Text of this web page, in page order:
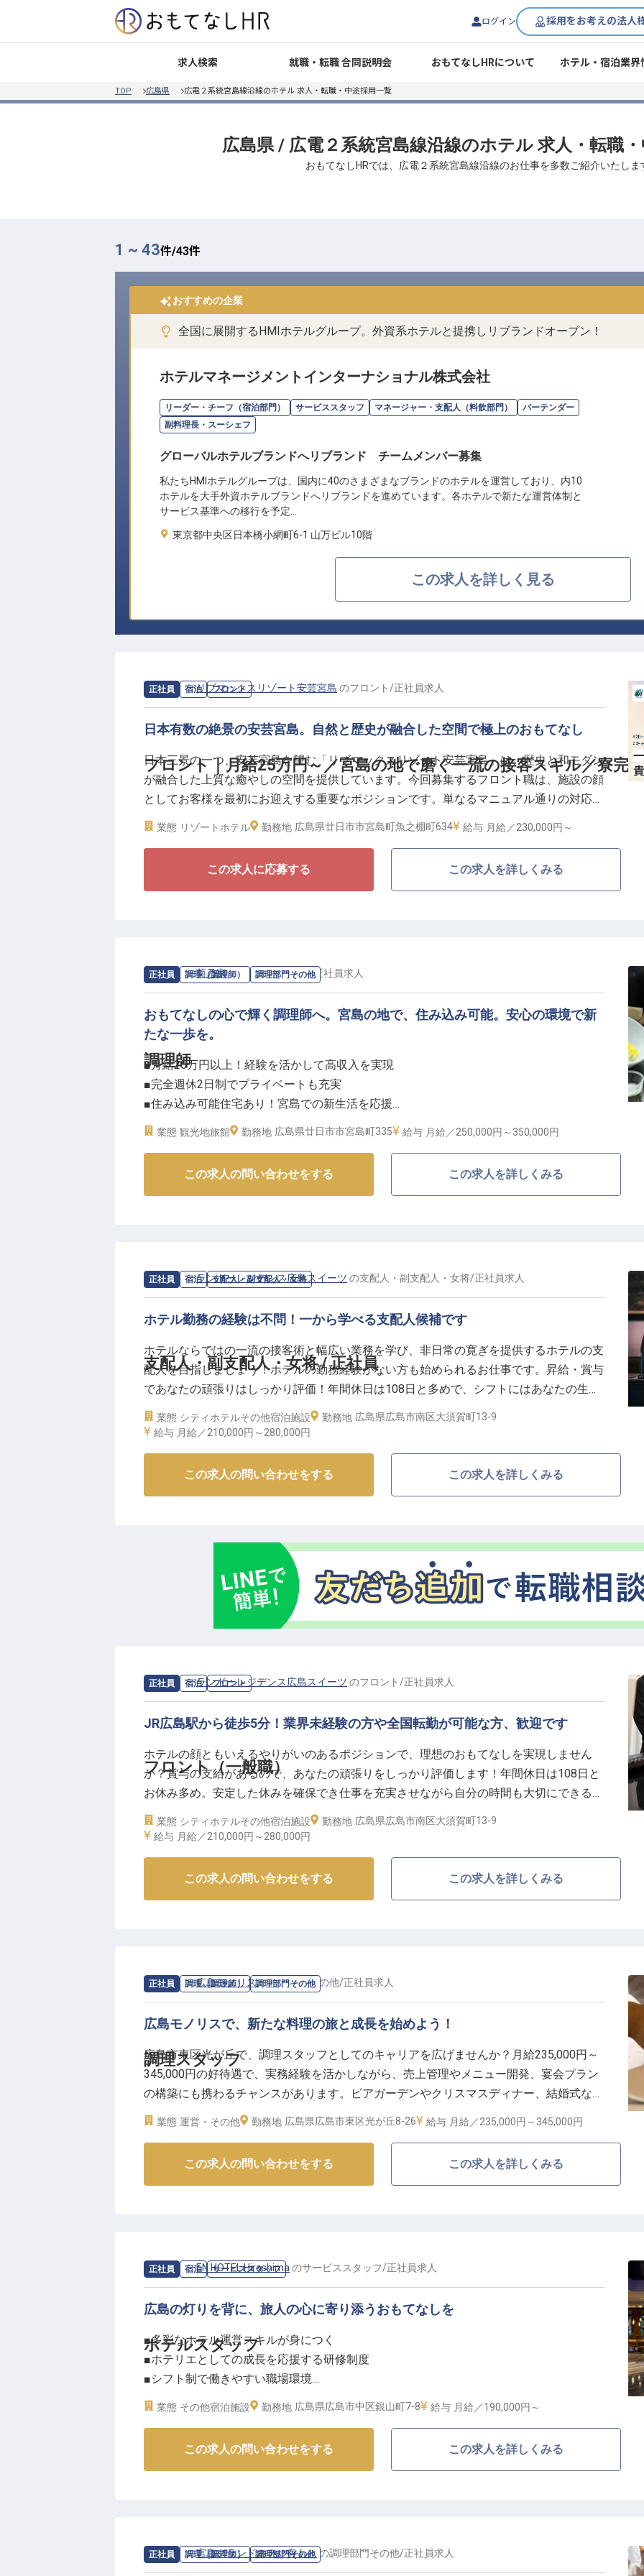
ログイン 採用をお考えの法人
求人検索 就職・転職 合同説明会 おもてなしHRについて ホテル・宿泊業界
TOP 広島県 広電２系統宮島線沿線のホテル 求人・転職・中途採用一覧
広島県 / 広電２系統宮島線沿線のホテル 求人・転職
おもてなしHRでは、広電２系統宮島線沿線のお仕事を多数ご紹介いたしま
1 ~ 43件/43件
おすすめの企業
全国に展開するHMIホテルグループ。外資系ホテルと提携しリブランドオープン！
ホテルマネージメントインターナショナル株式会社
リーダー・チーフ（宿泊部門） サービススタッフ マネージャー・支配人（料飲部門）
バーテンダー
副料理長・スーシェフ
グローバルホテルブランドへリブランド チームメンバー募集
私たちHMIホテルグループは、国内に40のさまざまなブランドのホテルを運営しており、内10
ホテルを大手外資ホテルブランドへリブランドを進めています。各ホテルで新たな運営体制と
サービス基準への移行を予定…
東京都中央区日本橋小網町6-1 山万ビル10階
この求人を詳しく見る
正社員 宿泊 フロント
フロント｜月給25万円～／宮島の地で磨く一流の接客スキル／寮完備
求人情報：リブマックスリゾート安芸宮島 のフロント /正社員求人
日本有数の絶景の安芸宮島。自然と歴史が融合した空間で極上のおもてなし
日本三景の一つ、安芸宮島を望む「リブマックスリゾート安芸宮島」は、歴史と和モダン
が融合した上質な癒やしの空間を提供しています。今回募集するフロント職は、施設の顔
としてお客様を最初にお迎えする重要なポジションです。単なるマニュアル通りの対応で
はなく、お客様の表情や所作からニーズを汲み取り、先回りして行動する。厳島神社の鳥
＼高水準の待遇をご用意／
◆年休120日、産休・育休実績もあり。ライフステージに沿った働き方が可能
待遇面では月給25万円以上を確約しており、安定した生活基盤を築くことが可能です。ま
た、遠方の方や変わりゆくライフステージを迎える方でも安心して挑戦できるよう、社員
寮や休暇制度などの福利厚生も充実しています。
四季折々の美しさを見せる宮島の地で、日本の接客文化を追求し、自らの市場価値を高め
てみませんか？
業態 リゾートホテル 勤務地 広島県廿日市市宮島町魚之棚町634 給与 月給／230,000円～
この求人に応募する この求人を詳しくみる
正社員 調理（調理師） 調理部門その他
調理師
求人情報：菊乃家の調理部門その他/正社員求人
おもてなしの心で輝く調理師へ。宮島の地で、住み込み可能。安心の環境で新
たな一歩を。
■月給25万円以上！経験を活かして高収入を実現
■完全週休2日制でプライベートも充実
■住み込み可能住宅あり！宮島での新生活を応援
■賞与年2回支給！日々の頑張りをしっかり評価
世界遺産に登録された厳島神社を望む宮島で、お客様に心温まるお料理を提供する調理師
を募集しています。瀬戸内の豊かな海の幸や山の恵みを活かし、一品一品に真心を込めて
い。
ーー【安心の住環境とキャリアアップをサポート】
月額15,000円で個人用の寝室があり、光熱費は別途ですが、男女別フロアでプライベート
も確保されています。
経験者の方を歓迎しており、これまでの調理経験を活かしながら、さらにスキルアップで
きる研修制度やキャリアパスも充実。社会保険完備はもちろん、退職金制度や食事補助も
あり、長く安心して働ける環境です。
※2026年02月06日時点の情報です
業態 観光地旅館 勤務地 広島県廿日市市宮島町335 給与 月給／250,000円～ 350,000円
この求人の問い合わせをする この求人を詳しくみる
正社員 宿泊 支配人・副支配人・女将
支配人・副支配人・女将 / 正社員
求人情報：ランドーレジデンス広島スイーツ の支配人・副支配人・女将/正社員求人
ホテル勤務の経験は不問！一から学べる支配人候補です
ホテルならではの一流の接客術と幅広い業務を学び、非日常の寛ぎを提供するホテルの支
配人を目指しましょう！ホテルの勤務経験がない方も始められるお仕事です。昇給・賞与
であなたの頑張りはしっかり評価！年間休日は108日と多めで、シフトにはあなたの生活
リズムが考慮されるので、仕事とプライベートの両立を目指す方にもぴったりの職場で
す。グループ施設の利用には社員割引を適用！まずは一歩踏み出してみませんか？※この
業態 シティホテルその他宿泊施設 勤務地 広島県広島市南区大須賀町13-9
給与 月給／210,000円～ 280,000円
この求人の問い合わせをする この求人を詳しくみる
正社員 宿泊 フロント
フロント（一般職）
求人情報：ランドーレジデンス広島スイーツ のフロント /正社員求人
JR広島駅から徒歩5分！業界未経験の方や全国転勤が可能な方、歓迎です
ホテルの顔ともいえるやりがいのあるポジションで、理想のおもてなしを実現しません
か？賞与の支給があるので、あなたの頑張りをしっかり評価します！年間休日は108日と
お休み多め。安定した休みを確保でき仕事を充実させながら自分の時間も大切にできる環
境です。家具や家電、キッチンを備えた「ランドーレジデンス広島スイーツ」。館内には
プライベートエントランスがあり、Wi-Fiを完備しています。※この求人は2023年7月21日
業態 シティホテルその他宿泊施設 勤務地 広島県広島市南区大須賀町13-9
給与 月給／210,000円～ 280,000円
この求人の問い合わせをする この求人を詳しくみる
正社員 調理（調理師） 調理部門その他
調理スタッフ
求人情報：広島モノリスの調理部門その他/正社員求人
広島モノリスで、新たな料理の旅と成長を始めよう！
広島市東区光が丘で、調理スタッフとしてのキャリアを広げませんか？月給235,000円～
345,000円の好待遇で、実務経験を活かしながら、売上管理やメニュー開発、宴会プラン
の構築にも携わるチャンスがあります。ビアガーデンやクリスマスディナー、結婚式など
多彩なイベントで、あなたのアイデアと技術を発揮してください。スキルアップを目指す
方、大歓迎です！
業態 運営・その他 勤務地 広島県広島市東区光が丘8-26 給与 月給／235,000円～ 345,000円
この求人の問い合わせをする この求人を詳しくみる
正社員 宿泊 サービススタッフ
ホテルスタッフ
求人情報：EN HOTEL Hiroshima のサービススタッフ/正社員求人
広島の灯りを背に、旅人の心に寄り添うおもてなしを
■多彩なホテル運営スキルが身につく
■ホテリエとしての成長を応援する研修制度
■シフト制で働きやすい職場環境
■福島・箱根・久米島には社宅あり！
EN HOTEL Hiroshimaでは、チェックインからチェックアウトまで、お客様の滞在を快適
にするためのおもてなしの心を大切にしています。予約管理、フロント業務、客室清掃な
す！
業態 その他宿泊施設 勤務地 広島県広島市中区銀山町7-8 給与 月給／190,000円～
この求人の問い合わせをする この求人を詳しくみる
正社員 調理（調理師） 調理部門その他
求人情報：宮島グランドホテル有もと の調理部門その他/正社員求人